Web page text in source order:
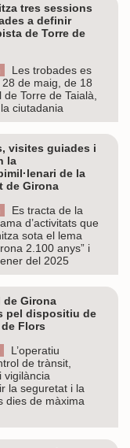
tres sessions
a definir
de Torre de
Les trobades es
de maig, de 18
Torre de Taialà,
ciutadania
visites guiades i
la
de la
de Girona
Es tracta de la
d’activitats que
sota el lema
2.100 anys” i
del 2025
de Girona
pel dispositiu de
Flors
L’operatiu
de trànsit,
vigilància
la seguretat i la
dies de màxima